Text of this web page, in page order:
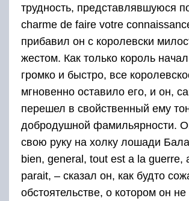
трудность, представлявшуюся
charme de faire votre
прибавил он с королевски
жестом. Как только король
громко и быстро, все
мгновенно оставило его, и он,
перешел в свойственный ему
добродушной фамильярности.
свою руку на холку лошади
bien, general, tout est a la guerre,
parait, – сказал он, как будто
обстоятельстве, о котором он не